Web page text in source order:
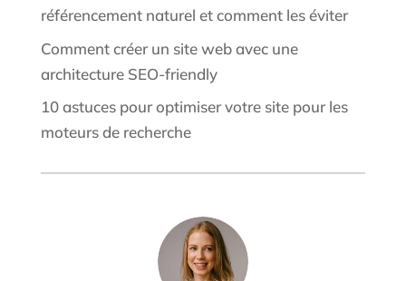
référencement naturel et comment les éviter
Comment créer un site web avec une
architecture SEO-friendly
10 astuces pour optimiser votre site pour les
moteurs de recherche